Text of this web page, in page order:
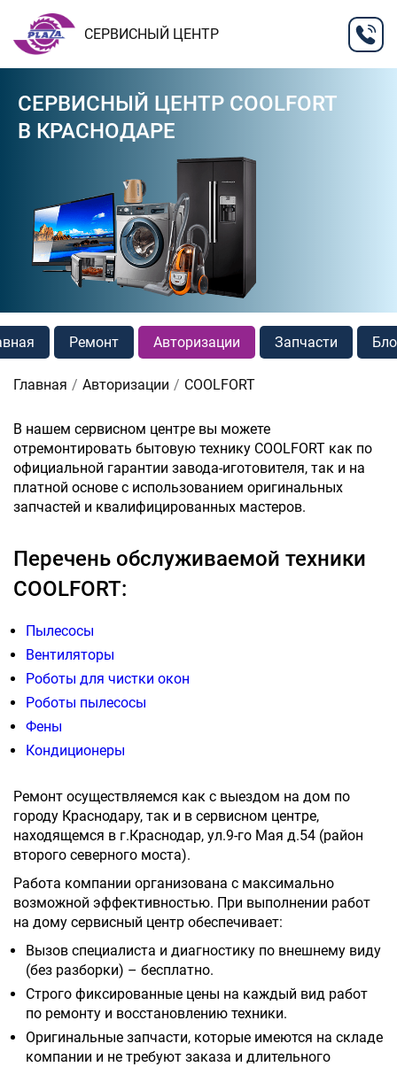
СЕРВИСНЫЙ ЦЕНТР
СЕРВИСНЫЙ ЦЕНТР COOLFORT
В КРАСНОДАРЕ
Ремонт Авторизации Запчасти
Главная Авторизации COOLFORT
В нашем сервисном центре вы можете
отремонтировать бытовую технику COOLFORT как по
официальной гарантии завода-иготовителя, так и на
платной основе с использованием оригинальных
запчастей и квалифицированных мастеров.
Перечень обслуживаемой техники
COOLFORT:
Пылесосы
Вентиляторы
Роботы для чистки окон
Роботы пылесосы
Фены
Кондиционеры
Ремонт осуществляемся как с выездом на дом по
городу Краснодару, так и в сервисном центре,
находящемся в г.Краснодар, ул.9-го Мая д.54 (район
второго северного моста).
Работа компании организована с максимально
возможной эффективностью. При выполнении работ
на дому сервисный центр обеспечивает:
Вызов специалиста и диагностику по внешнему виду
(без разборки) – бесплатно.
Строго фиксированные цены на каждый вид работ
по ремонту и восстановлению техники.
Оригинальные запчасти, которые имеются на складе
компании и не требуют заказа и длительного